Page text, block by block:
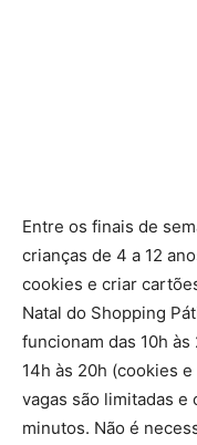
Entre os finais de
crianças de 4 a 12
cookies e criar
Natal do Shopping
funcionam das 10h às
14h às 20h (cookies
vagas são limitadas e
minutos. Não é